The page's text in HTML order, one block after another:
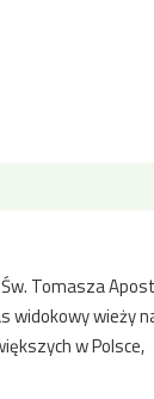
Tomasza
widokowy wieży
w Polsce,